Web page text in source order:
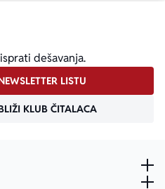
dešavanja.
LISTU
KLUB ČITALACA